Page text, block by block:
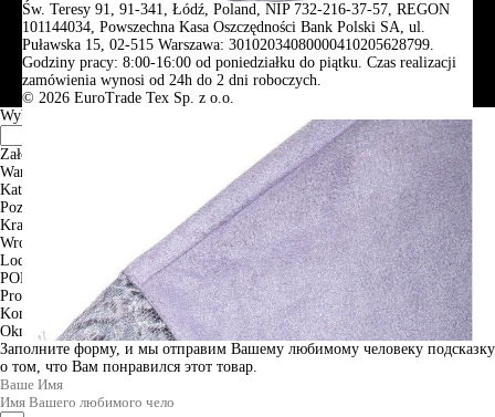
Św. Teresy 91, 91-341, Łódź, Poland, NIP 732-216-37-57, REGON
101144034, Powszechna Kasa Oszczędności Bank Polski SA, ul.
Puławska 15, 02-515 Warszawa: 30102034080000410205628799.
Godziny pracy: 8:00-16:00 od poniedziałku do piątku. Czas realizacji
zamówienia wynosi od 24h do 2 dni roboczych.
© 2026 EuroTrade Tex Sp. z o.o.
Wybierz miasta
Założenia
Warszawa
Katowice
Poznan
Krakow
Wroclaw
Lodz
PODGLĄD
Produkt w koszyku
Kontynuuj zakupyZAMÓWIENIE
Okno informacyjne
Заполните форму, и мы отправим Вашему любимому человеку подсказку
о том, что Вам понравился этот товар.